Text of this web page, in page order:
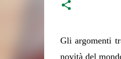
Gli argomenti
novità del